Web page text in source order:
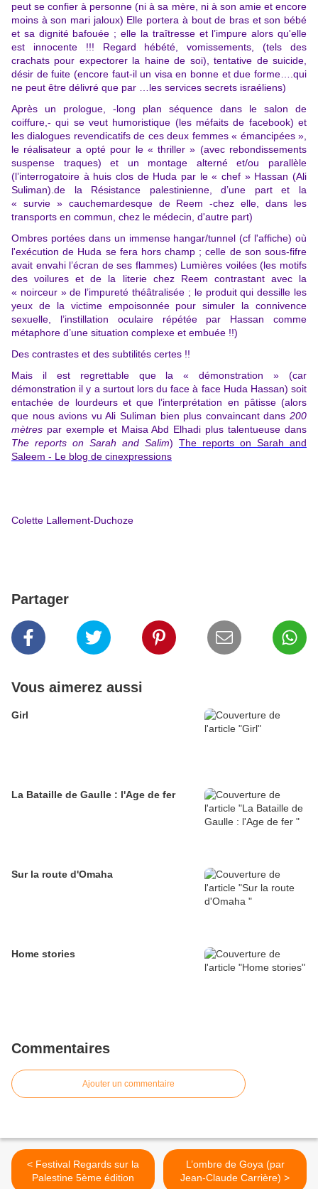
peut se confier à personne (ni à sa mère, ni à son amie et encore
moins à son mari jaloux) Elle portera à bout de bras et son bébé
et sa dignité bafouée ; elle la traîtresse et l’impure alors qu'elle
est innocente !!! Regard hébété, vomissements, (tels des
crachats pour expectorer la haine de soi), tentative de suicide,
désir de fuite (encore faut-il un visa en bonne et due forme….qui
ne peut être délivré que par …les services secrets israéliens)
Après un prologue, -long plan séquence dans le salon de
coiffure,- qui se veut humoristique (les méfaits de facebook) et
les dialogues revendicatifs de ces deux femmes « émancipées »,
le réalisateur a opté pour le « thriller » (avec rebondissements
suspense traques) et un montage alterné et/ou parallèle
(l’interrogatoire à huis clos de Huda par le « chef » Hassan (Ali
Suliman).de la Résistance palestinienne, d’une part et la
« survie » cauchemardesque de Reem -chez elle, dans les
transports en commun, chez le médecin, d'autre part)
Ombres portées dans un immense hangar/tunnel (cf l'affiche) où
l'exécution de Huda se fera hors champ ; celle de son sous-fifre
avait envahi l’écran de ses flammes) Lumières voilées (les motifs
des voilures et de la literie chez Reem contrastant avec la
« noirceur » de l’impureté théâtralisée ; le produit qui dessille les
yeux de la victime empoisonnée pour simuler la connivence
sexuelle, l’instillation oculaire répétée par Hassan comme
métaphore d’une situation complexe et embuée !!)
Des contrastes et des subtilités certes !!
Mais il est regrettable que la « démonstration » (car
démonstration il y a surtout lors du face à face Huda Hassan) soit
entachée de lourdeurs et que l’interprétation en pâtisse (alors
que nous avions vu Ali Suliman bien plus convaincant dans 200
mètres par exemple et Maisa Abd Elhadi plus talentueuse dans
The reports on Sarah and Salim) The reports on Sarah and
Saleem - Le blog de cinexpressions
Colette Lallement-Duchoze
Partager
Vous aimerez aussi
Girl
La Bataille de Gaulle : l'Age de fer
Sur la route d'Omaha
Home stories
Commentaires
Ajouter un commentaire
< Festival Regards sur la
Palestine 5ème édition
L’ombre de Goya (par
Jean-Claude Carrière) >